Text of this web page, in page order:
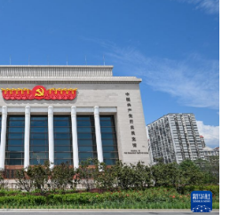
图片 政务
件 金融 汽车
信息化 数字经济
兴 银龄 溯源中国